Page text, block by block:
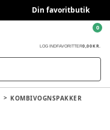
Din favoritbutik
LOG INDFAVORITTER0,00 KR.
0
KOMBIVOGNSPAKKER